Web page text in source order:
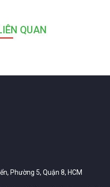
QUAN
Phường 5, Quận 8, HCM